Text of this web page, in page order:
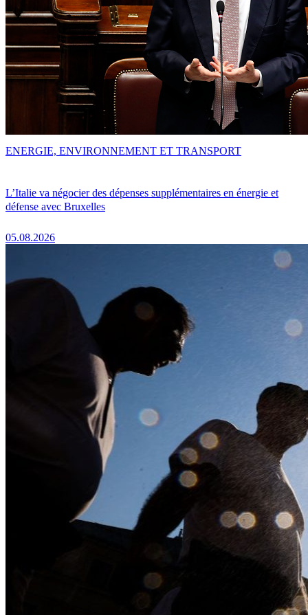
L’Italie va négocier des dépenses supplémentaires en énergie et
défense avec Bruxelles
05.08.2026
ENERGIE, ENVIRONNEMENT ET TRANSPORT